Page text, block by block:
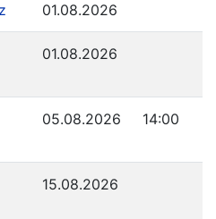
01.08.2026
01.08.2026
05.08.2026 14:00
15.08.2026